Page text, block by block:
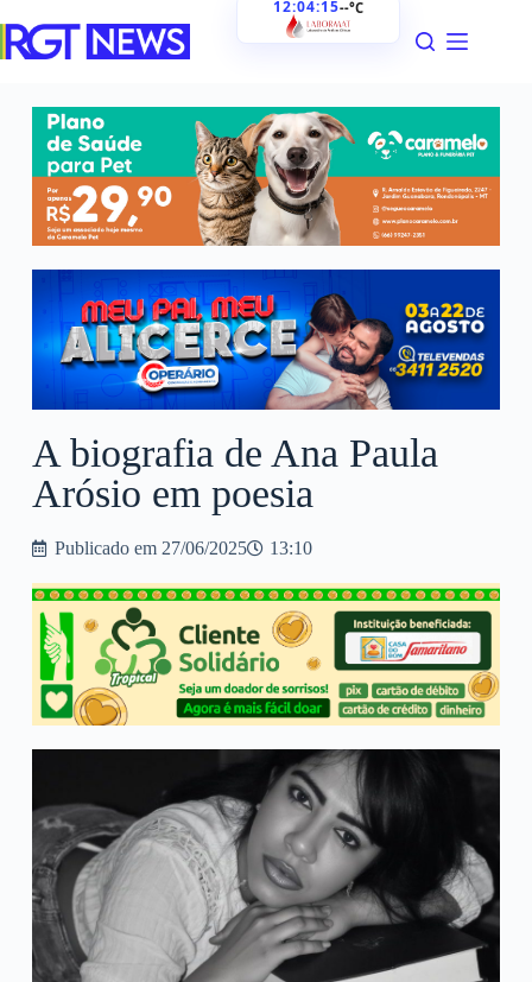
12:04:17--°C
A biografia de Ana Paula
Arósio em poesia
Publicado em 27/06/2025 13:10